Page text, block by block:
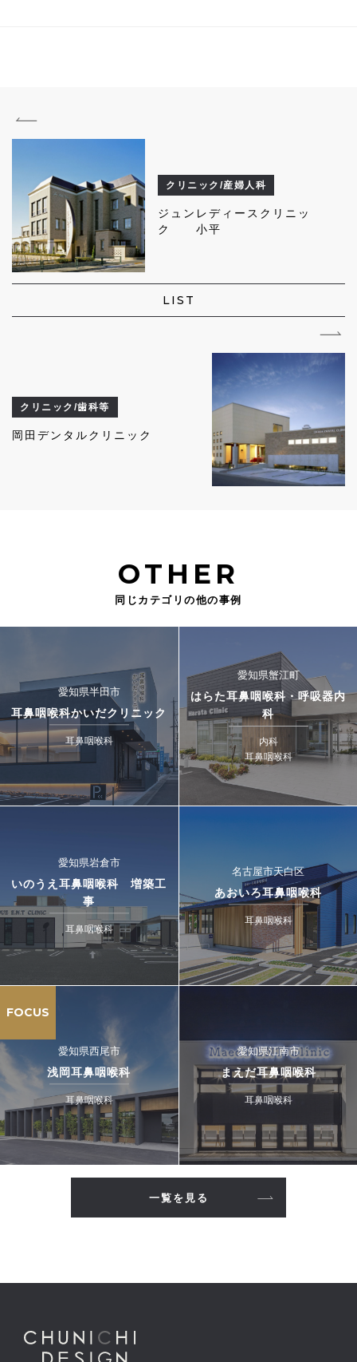
クリニック/産婦人科
ジュンレディースクリニッ
ク 小平
LIST
クリニック/歯科等
岡田デンタルクリニック
OTHER
同じカテゴリの他の事例
愛知県半田市
耳鼻咽喉科かいだクリニック
耳鼻咽喉科
愛知県蟹江町
はらた耳鼻咽喉科・呼吸器内
科
内科
耳鼻咽喉科
愛知県岩倉市
いのうえ耳鼻咽喉科 増築工
事
耳鼻咽喉科
名古屋市天白区
あおいろ耳鼻咽喉科
耳鼻咽喉科
FOCUS
愛知県西尾市
浅岡耳鼻咽喉科
耳鼻咽喉科
愛知県江南市
まえだ耳鼻咽喉科
耳鼻咽喉科
一覧を見る